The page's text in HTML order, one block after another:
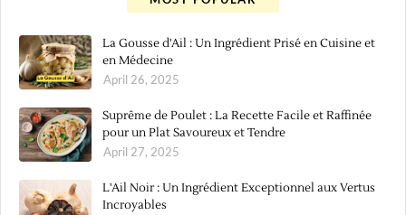
La Gousse d'Ail : Un Ingrédient Prisé en Cuisine et
en Médecine
April 26, 2025
Suprême de Poulet : La Recette Facile et Raffinée
pour un Plat Savoureux et Tendre
April 27, 2025
L'Ail Noir : Un Ingrédient Exceptionnel aux Vertus
Incroyables